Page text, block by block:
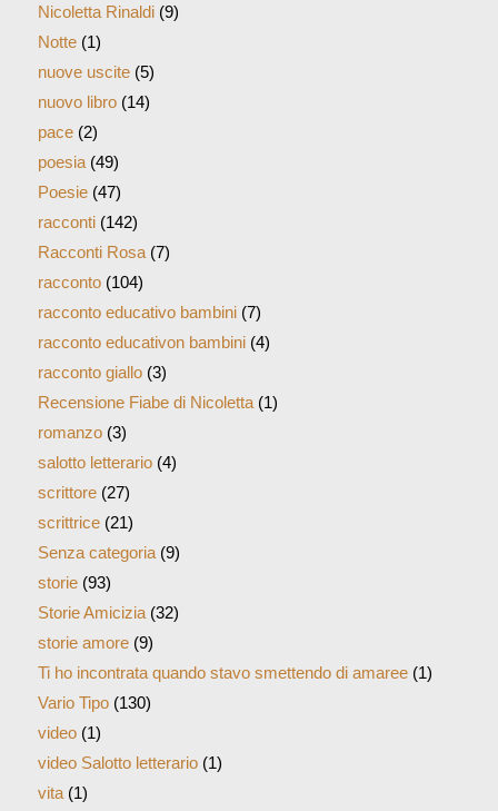
Nicoletta Rinaldi(9)
Notte(1)
nuove uscite(5)
nuovo libro(14)
pace(2)
poesia(49)
Poesie(47)
racconti(142)
Racconti Rosa(7)
racconto(104)
racconto educativo bambini(7)
racconto educativon bambini(4)
racconto giallo(3)
Recensione Fiabe di Nicoletta(1)
romanzo(3)
salotto letterario(4)
scrittore(27)
scrittrice(21)
Senza categoria(9)
storie(93)
Storie Amicizia(32)
storie amore(9)
Ti ho incontrata quando stavo smettendo di amaree(1)
Vario Tipo(130)
video(1)
video Salotto letterario(1)
vita(1)